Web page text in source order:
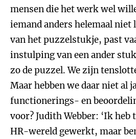
mensen die het werk wel
iemand anders helemaal
van het puzzelstukje, past
instulping van een ander
zo de puzzel. We zijn
Maar hebben we daar niet al
functionerings- en
voor? Judith Webber: ‘Ik heb
HR-wereld gewerkt, maar